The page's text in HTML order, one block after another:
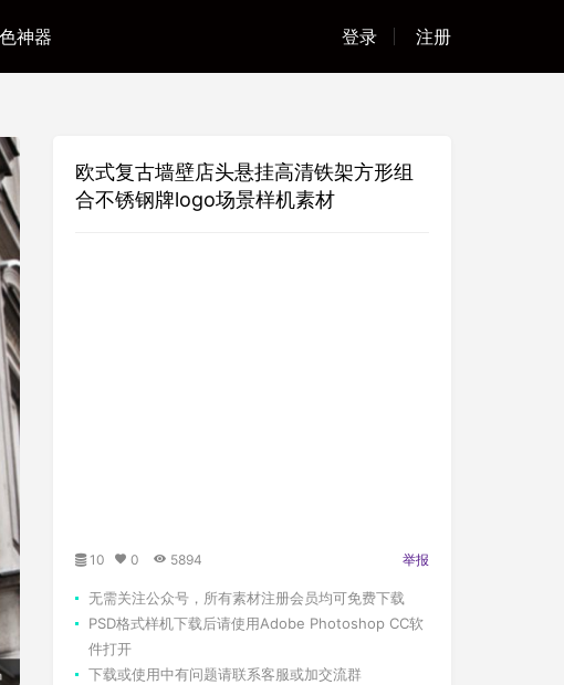
神器 登录 注册
欧式复古墙壁店头悬挂高清铁架方形组
合不锈钢牌logo场景样机素材
10 0 5894 举报
无需关注公众号，所有素材注册会员均可免费下载
PSD格式样机下载后请使用Adobe Photoshop CC软
件打开
下载或使用中有问题请联系客服或加交流群